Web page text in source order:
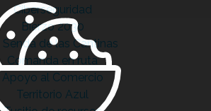
Ciberseguridad
Bierzo 2030
Senda de las Cantinas
Comanda en ruta
Apoyo al Comercio
Territorio Azul